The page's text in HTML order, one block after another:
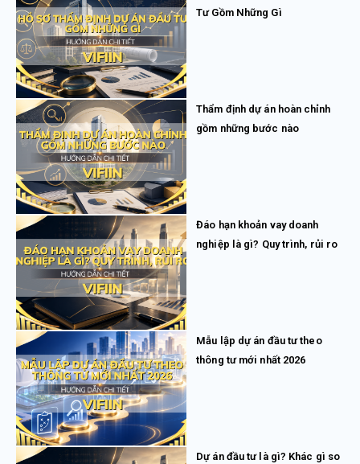
Tư Gồm Những Gì
Thẩm định dự án hoàn chỉnh
gồm những bước nào
Đáo hạn khoản vay doanh
nghiệp là gì? Quy trình, rủi ro
Mẫu lập dự án đầu tư theo
thông tư mới nhất 2026
Dự án đầu tư là gì? Khác gì so